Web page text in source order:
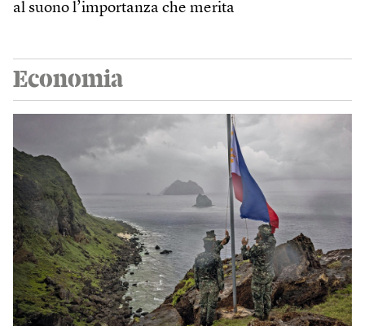
al suono l’importanza che merita
Economia